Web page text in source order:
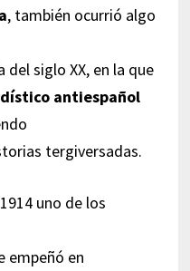
, también ocurrió algo
siglo XX, en la que
antiespañol
tergiversadas.
uno de los
empeñó en